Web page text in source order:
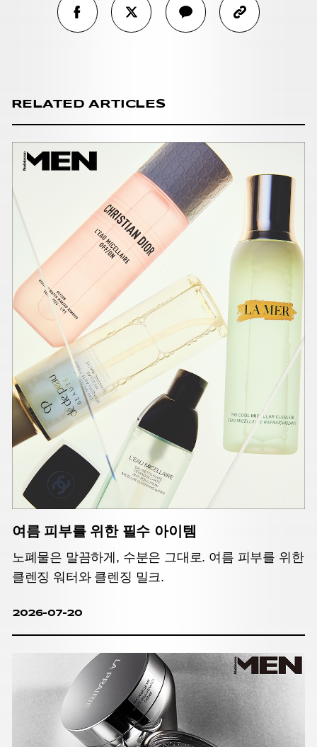
RELATED ARTICLES
여름 피부를 위한 필수 아이템
노폐물은 말끔하게, 수분은 그대로. 여름 피부를 위한
클렌징 워터와 클렌징 밀크.
2026-07-20